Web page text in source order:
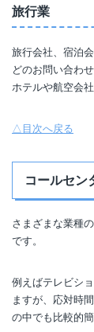
旅行業
旅行会社、宿泊
どのお問い合わ
ホテルや航空会
△目次へ戻る
コールセン
さまざまな業種
です。
例えばテレビシ
ますが、応対時
の中でも比較的